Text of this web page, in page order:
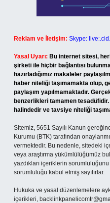
Reklam ve İletişim: Skype:
Yasal Uyarı: Bu internet sitesi,
şirketi ile hiçbir bağlantısı
hazırladığımız makaleler
haber niteliği taşımamakta olup,
paylaşım yapılmamaktadır.
benzerlikleri tamamen
halindedir ve tavsiye niteliği
Sitemiz, 5651 Sayılı Kanun
Kurumu (BTK) tarafından
vermektedir. Bu nedenle, sitedeki
veya araştırma yükümlülüğümüz
yazdıkları içeriklerin
sorumluluğu kabul etmiş sayılırlar.
Hukuka ve yasal düzenlemelere
içerikleri,